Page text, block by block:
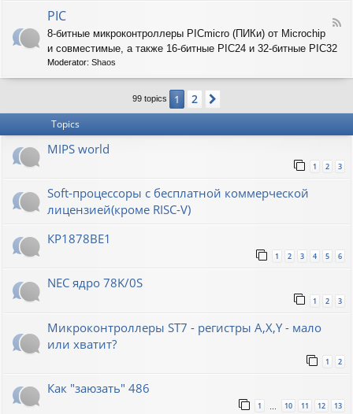
VF
e
PIC
8-битные микроконтроллеры PICmicro (ПИКи) от Microchip
и совместимые, а также 16-битные PIC24 и 32-битные PIC32
Moderator: Shaos
99 topics 1 2
Topics
MIPS world
1 2 3
Soft-процессоры с бесплатной коммерческой
лицензией(кроме RISC-V)
КР1878ВЕ1
1 2 3 4 5 6
NEC ядро 78K/0S
1 2 3
Микроконтроллеры ST7 - регистры A,X,Y - мало
или хватит?
1 2
Как "заюзать" 486
1 10 11 12 13